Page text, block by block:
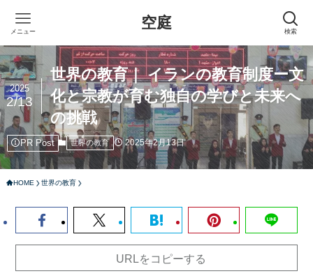
空庭 検索
メニュー
世界の教育｜ イランの教育制度ー文
化と宗教が育む独自の学びと未来へ
の挑戦
2025
2/13
PR Post 世界の教育 2025年2月13日
HOME 世界の教育
URLをコピーする